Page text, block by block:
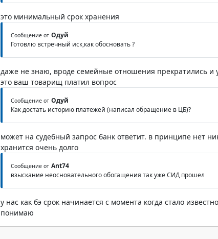
это минимальный срок хранения
Сообщение от Одуй
Готовлю встречный иск,как обосновать ?
даже не знаю, вроде семейные отношения прекратились и
это ваш товарищ платил вопрос
Сообщение от Одуй
Как достать историю платежей (написал обращение в ЦБ)?
может на судебный запрос банк ответит. в принципе нет
хранится очень долго
Сообщение от Ant74
взыскание неосновательного обогащения так уже СИД прошел
у нас как бэ срок начинается с момента когда стало
понимаю